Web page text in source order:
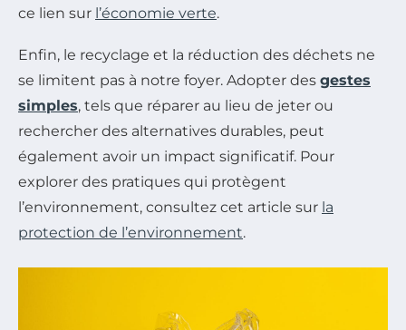
ce lien sur l’économie verte.
Enfin, le recyclage et la réduction des déchets ne
se limitent pas à notre foyer. Adopter des gestes
simples, tels que réparer au lieu de jeter ou
rechercher des alternatives durables, peut
également avoir un impact significatif. Pour
explorer des pratiques qui protègent
l’environnement, consultez cet article sur la
protection de l’environnement.